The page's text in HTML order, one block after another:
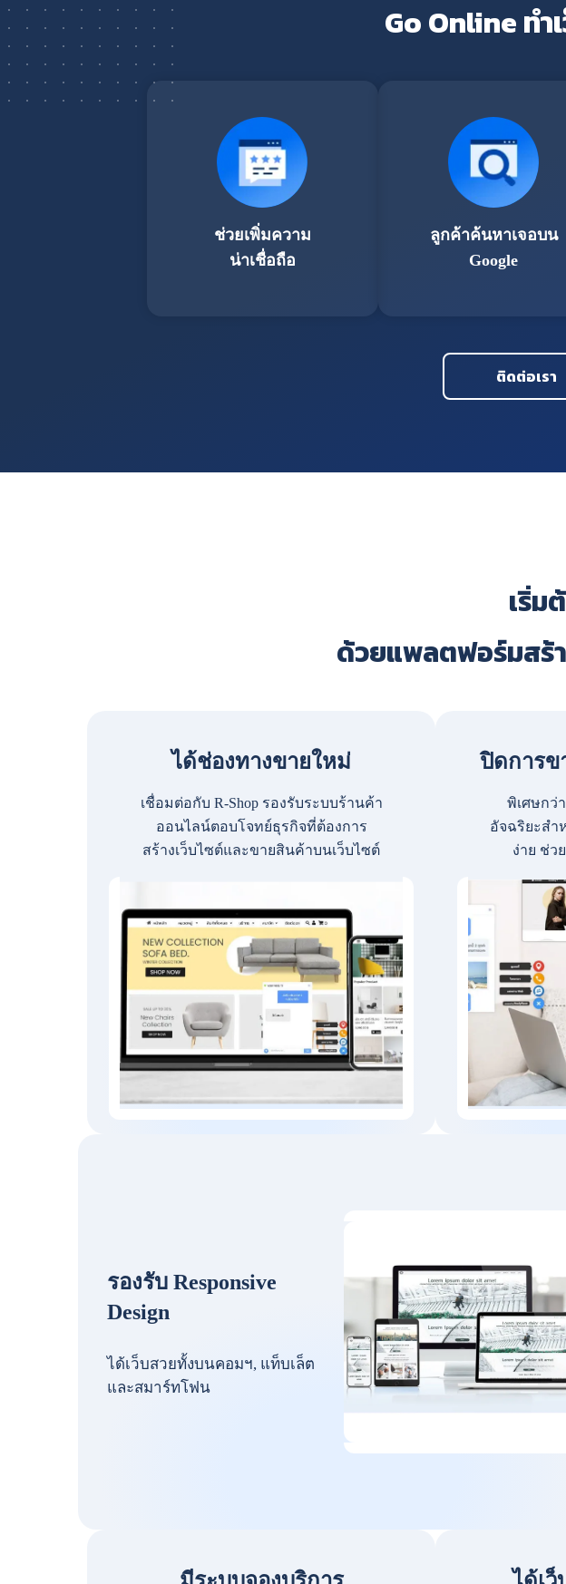
Go Online ทำ
ช่วยเพิ่มความ
น่าเชื่อถือ
ลูกค้าค้นหาเจอบน
Google
ติดต่อเรา
เริ่ม
ด้วยแพลตฟอร์มสร้
ได้ช่องทางขายใหม่
เชื่อมต่อกับ R-Shop รองรับระบบร้านค้า
ออนไลน์ตอบโจทย์ธุรกิจที่ต้องการ
สร้างเว็บไซต์และขายสินค้าบนเว็บไซต์
ปิดการข
พิเศษกว่
อัจฉริยะสำ
ง่าย ช่ว
รองรับ Responsive
Design
ได้เว็บสวยทั้งบนคอมฯ, แท็บเล็ต
และสมาร์ทโฟน